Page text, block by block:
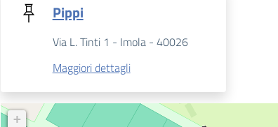
Pippi
Via L. Tinti 1 - Imola - 40026
Maggiori dettagli
+